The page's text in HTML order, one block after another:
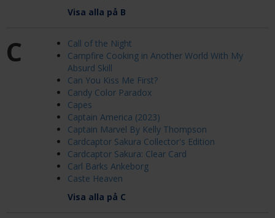
Visa alla på B
C
Call of the Night
Campfire Cooking in Another World With My
Absurd Skill
Can You Kiss Me First?
Candy Color Paradox
Capes
Captain America (2023)
Captain Marvel By Kelly Thompson
Cardcaptor Sakura Collector's Edition
Cardcaptor Sakura: Clear Card
Carl Barks Ankeborg
Caste Heaven
Visa alla på C